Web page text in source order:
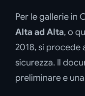
Per le gallerie in
Alta ad Alta, o
2018, si procede
sicurezza. Il
preliminare e